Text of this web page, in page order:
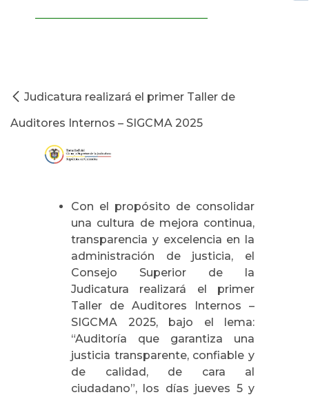
Judicatura realizará el primer Taller de
Auditores Internos – SIGCMA 2025
Con el propósito de consolidar
una cultura de mejora continua,
transparencia y excelencia en la
administración de justicia, el
Consejo Superior de la
Judicatura realizará el primer
Taller de Auditores Internos –
SIGCMA 2025, bajo el lema:
“Auditoría que garantiza una
justicia transparente, confiable y
de calidad, de cara al
ciudadano”, los días jueves 5 y